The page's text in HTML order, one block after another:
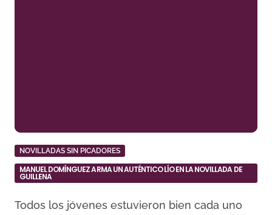
NOVILLADAS SIN PICADORES
MANUEL DOMÍNGUEZ ARMA UN AUTÉNTICO LÍO EN LA NOVILLADA DE
GUILLENA
Todos los jóvenes estuvieron bien cada uno